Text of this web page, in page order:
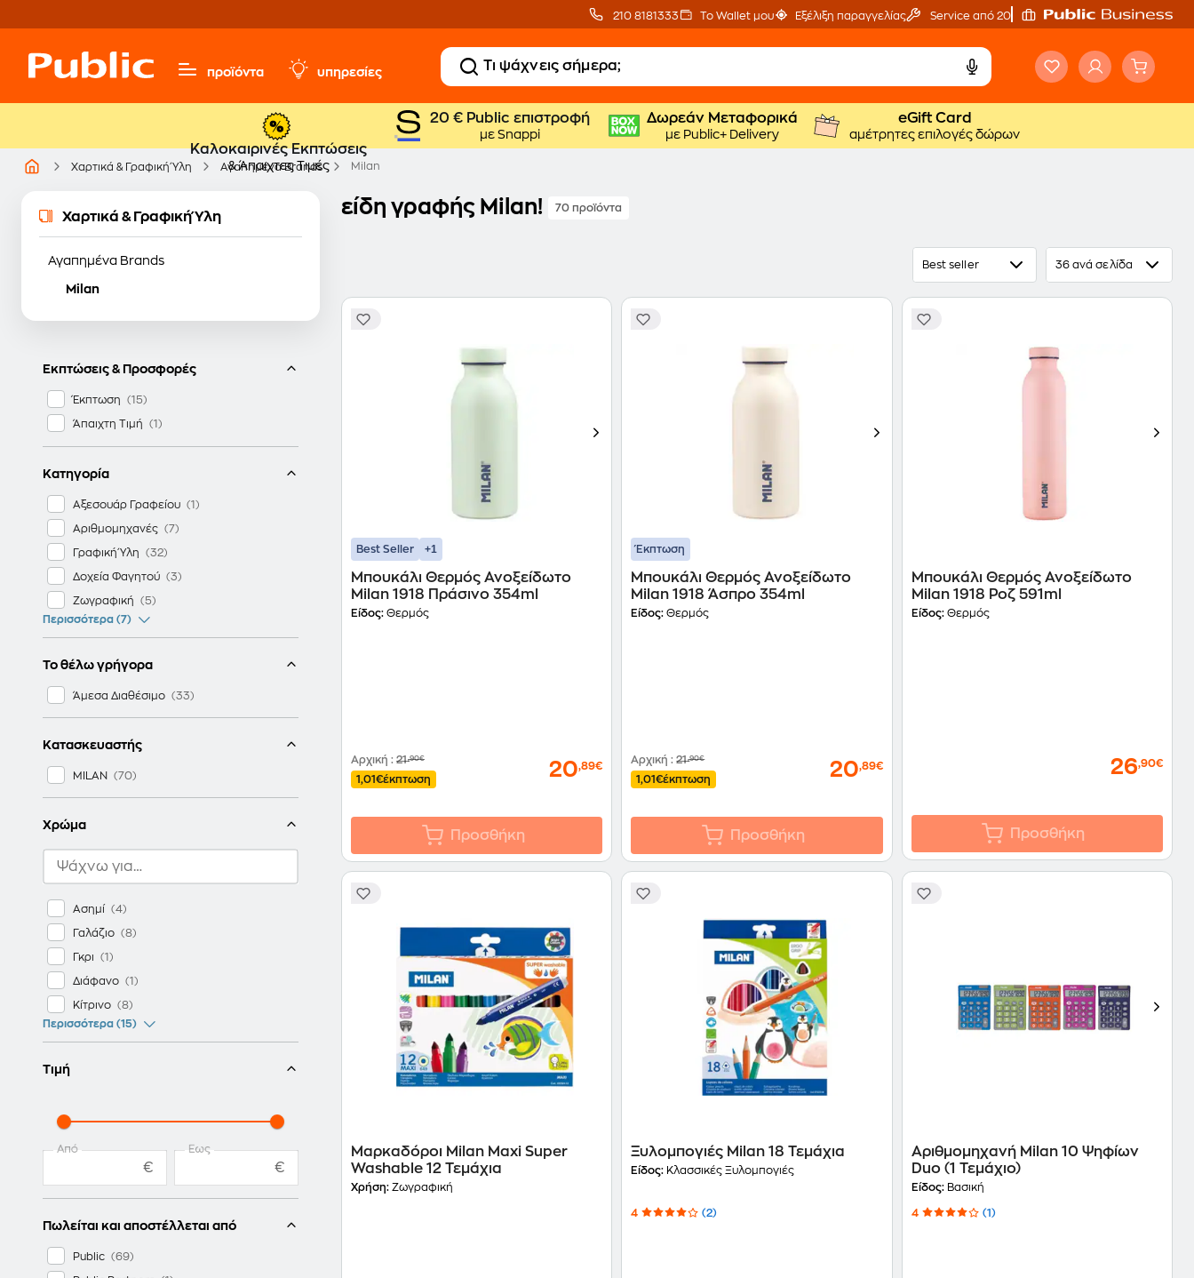
210 8181333 Το Wallet μου Εξέλιξη παραγγελίας Service από 20'
προϊόντα υπηρεσίες
Καλοκαιρινές Εκπτώσεις
& Άπαιχτες Τιμές
20 € Public επιστροφή
με Snappi
Δωρεάν Μεταφορικά
με Public+ Delivery
eGift Card
αμέτρητες επιλογές δώρων
Χαρτικά & Γραφική Ύλη Αγαπημένα Brands Milan
Χαρτικά & Γραφική Ύλη
Αγαπημένα Brands
Milan
Εκπτώσεις & Προσφορές
Έκπτωση
Άπαιχτη Τιμή
Κατηγορία
Αξεσουάρ Γραφείου
Αριθμομηχανές
Γραφική Ύλη
Δοχεία Φαγητού
Ζωγραφική
Περισσότερα (7)
Το θέλω γρήγορα
Άμεσα Διαθέσιμο
Κατασκευαστής
MILAN
Χρώμα
Ασημί
Γαλάζιο
Γκρι
Διάφανο
Κίτρινο
Περισσότερα (15)
Τιμή
Από
€
Έως
€
Πωλείται και αποστέλλεται από
Public
είδη γραφής Milan! 70 προϊόντα
Best seller 36 ανά σελίδα
Best Seller +1
Μπουκάλι Θερμός Ανοξείδωτο
Milan 1918 Πράσινο 354ml
Είδος: Θερμός
Αρχική : 21,90€
1,01€έκπτωση 20,89€
Προσθήκη
Έκπτωση
Μπουκάλι Θερμός Ανοξείδωτο
Milan 1918 Άσπρο 354ml
Είδος: Θερμός
Αρχική:21,90€
1,01€έκπτωση 20,89€
Προσθήκη
Μπουκάλι Θερμός Ανοξείδωτο
Milan 1918 Ροζ 591ml
Είδος:Θερμός
26,90€
Προσθήκη
Μαρκαδόροι Milan Maxi Super
Washable 12 Τεμάχια
Χρήση: Ζωγραφική
Ξυλομπογιές Milan 18 Τεμάχια
Είδος: Κλασσικές Ξυλομπογιές
4 (2)
Αριθμομηχανή Milan 10 Ψηφίων
Duo (1 Τεμάχιο)
Είδος:Βασική
4 (1)